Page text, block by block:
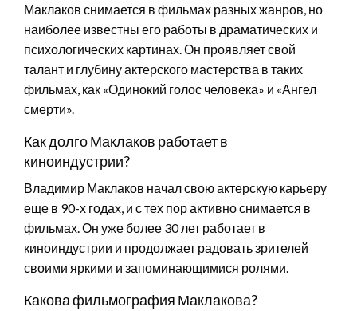
Маклаков снимается в фильмах разных жанров, но
наиболее известны его работы в драматических и
психологических картинах. Он проявляет свой
талант и глубину актерского мастерства в таких
фильмах, как «Одинокий голос человека» и «Ангел
смерти».
Как долго Маклаков работает в
киноиндустрии?
Владимир Маклаков начал свою актерскую карьеру
еще в 90-х годах, и с тех пор активно снимается в
фильмах. Он уже более 30 лет работает в
киноиндустрии и продолжает радовать зрителей
своими яркими и запоминающимися ролями.
Какова фильмография Маклакова?